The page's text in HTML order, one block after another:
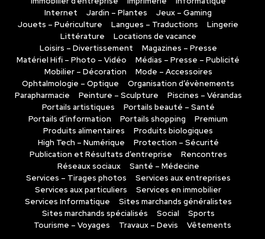
Internet
Jardin – Plantes
Jeux – Gaming
Jouets – Puériculture
Langues – Traductions
Lingerie
Littérature
Locations de vacance
Loisirs – Divertissement
Magazines – Presse
Matériel Hifi – Photo – Vidéo
Médias – Presse – Publicité
Mobilier – Décoration
Mode – Accessoires
Ophtalmologie – Optique
Organisation d’évènements
Parapharmacie
Peinture – Sculpture
Piscines – Vérandas
Portails artistiques
Portails beauté – Santé
Portails d’information
Portails shopping
Premium
Produits alimentaires
Produits biologiques
High Tech – Numérique
Protection – Sécurité
Publication et Résultats d’entreprise
Rencontres
Réseaux sociaux
Santé – Médecine
Services – Tirages photos
Services aux entreprises
Services aux particuliers
Services en immobilier
Services Informatique
Sites marchands généralistes
Sites marchands spécialisés
Social
Sports
Tourisme – Voyages
Travaux – Devis Vêtements